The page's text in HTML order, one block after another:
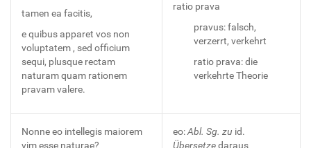
tamen ea facitis,
e quibus apparet vos non
voluptatem , sed officium
sequi, plusque rectam
naturam quam rationem
pravam valere.
ratio prava
pravus: falsch,
verzerrt, verkehrt
ratio prava: die
verkehrte Theorie
Nonne eo intellegis maiorem
vim esse naturae?
eo:Abl. Sg. zu id.
Übersetzedaraus